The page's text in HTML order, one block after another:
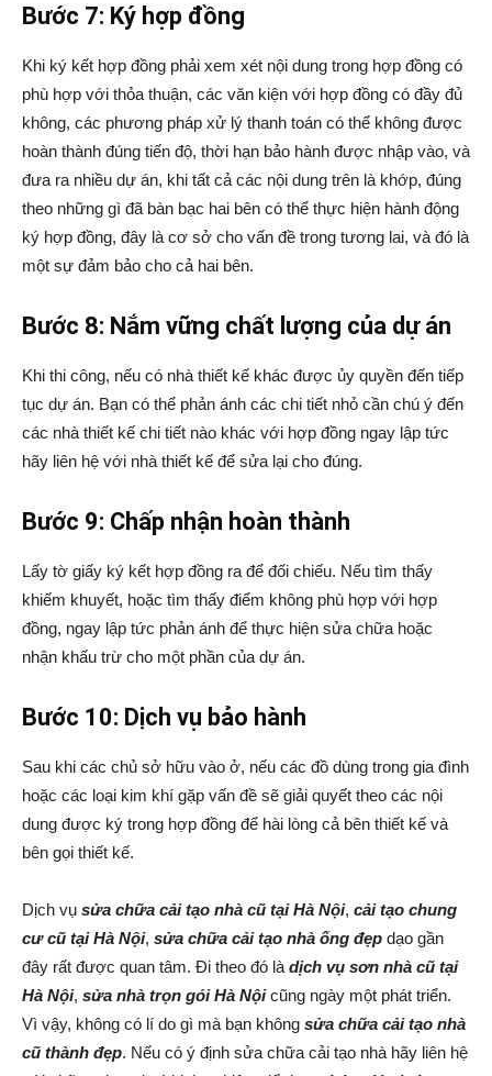
Bước 7: Ký hợp đồng
Khi ký kết hợp đồng phải xem xét nội dung trong hợp đồng có
phù hợp với thỏa thuận, các văn kiện với hợp đồng có đầy đủ
không, các phương pháp xử lý thanh toán có thể không được
hoàn thành đúng tiến độ, thời hạn bảo hành được nhập vào, và
đưa ra nhiều dự án, khi tất cả các nội dung trên là khớp, đúng
theo những gì đã bàn bạc hai bên có thể thực hiện hành động
ký hợp đồng, đây là cơ sở cho vấn đề trong tương lai, và đó là
một sự đảm bảo cho cả hai bên.
Bước 8: Nắm vững chất lượng của dự án
Khi thi công, nếu có nhà thiết kế khác được ủy quyền đến tiếp
tục dự án. Bạn có thể phản ánh các chi tiết nhỏ cần chú ý đến
các nhà thiết kế chi tiết nào khác với hợp đồng ngay lập tức
hãy liên hệ với nhà thiết kế để sửa lại cho đúng.
Bước 9: Chấp nhận hoàn thành
Lấy tờ giấy ký kết hợp đồng ra để đối chiếu. Nếu tìm thấy
khiếm khuyết, hoặc tìm thấy điểm không phù hợp với hợp
đồng, ngay lập tức phản ánh để thực hiện sửa chữa hoặc
nhận khấu trừ cho một phần của dự án.
Bước 10: Dịch vụ bảo hành
Sau khi các chủ sở hữu vào ở, nếu các đồ dùng trong gia đình
hoặc các loại kim khí gặp vấn đề sẽ giải quyết theo các nội
dung được ký trong hợp đồng để hài lòng cả bên thiết kế và
bên gọi thiết kế.
Dịch vụ sửa chữa cải tạo nhà cũ tại Hà Nội, cải tạo chung
cư cũ tại Hà Nội, sửa chữa cải tạo nhà ống đẹp dạo gần
đây rất được quan tâm. Đi theo đó là dịch vụ sơn nhà cũ tại
Hà Nội, sửa nhà trọn gói Hà Nộicũng ngày một phát triển.
Vì vậy, không có lí do gì mà bạn không sửa chữa cải tạo nhà
cũ thành đẹp. Nếu có ý định sửa chữa cải tạo nhà hãy liên hệ